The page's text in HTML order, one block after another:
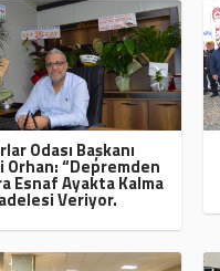
Odası Başkanı
Orhan: “Depremden
Esnaf Ayakta Kalma
Veriyor.